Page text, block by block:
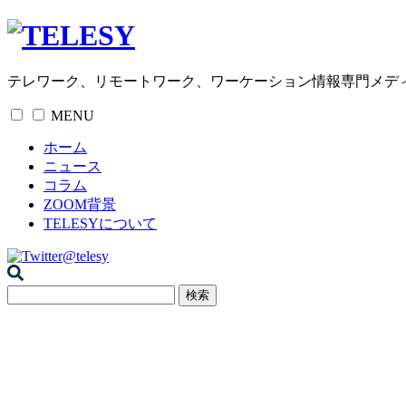
テレワーク、リモートワーク、ワーケーション情報専門メデ
MENU
ホーム
ニュース
コラム
ZOOM背景
TELESYについて
@telesy